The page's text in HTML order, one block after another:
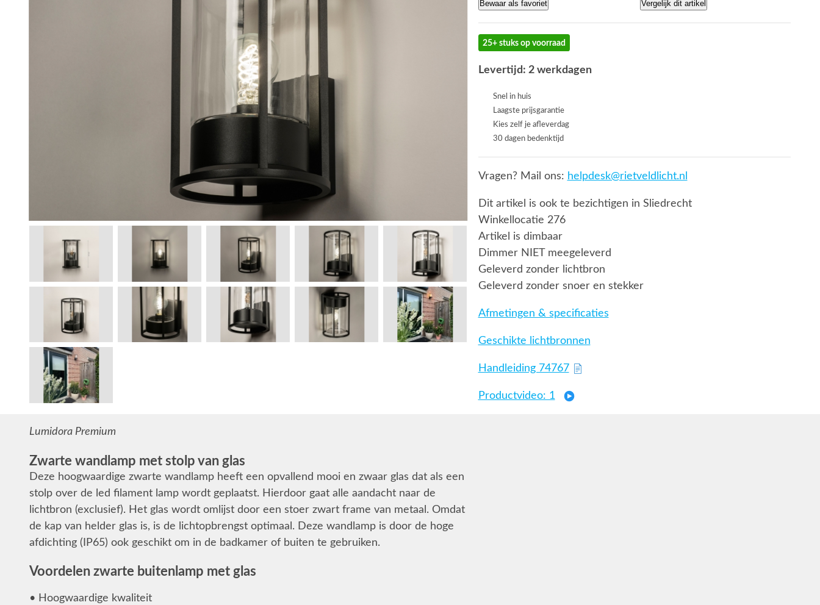
Bewaar als favoriet Vergelijk dit artikel
25+ stuks op voorraad
Levertijd: 2 werkdagen
Snel in huis
Laagste prijsgarantie
Kies zelf je afleverdag
30 dagen bedenktijd
Vragen? Mail ons: helpdesk@rietveldlicht.nl
Dit artikel is ook te bezichtigen in Sliedrecht
Winkellocatie 276
Artikel is dimbaar
Dimmer NIET meegeleverd
Geleverd zonder lichtbron
Geleverd zonder snoer en stekker
Afmetingen & specificaties
Geschikte lichtbronnen
Handleiding 74767
Productvideo: 1
Lumidora Premium
Zwarte wandlamp met stolp van glas
Deze hoogwaardige zwarte wandlamp heeft een opvallend mooi en zwaar glas dat als een
stolp over de led filament lamp wordt geplaatst. Hierdoor gaat alle aandacht naar de
lichtbron (exclusief). Het glas wordt omlijst door een stoer zwart frame van metaal. Omdat
de kap van helder glas is, is de lichtopbrengst optimaal. Deze wandlamp is door de hoge
afdichting (IP65) ook geschikt om in de badkamer of buiten te gebruiken.
Voordelen zwarte buitenlamp met glas
• Hoogwaardige kwaliteit